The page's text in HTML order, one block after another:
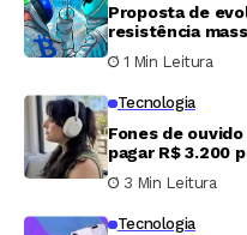
Proposta de
resistência
adesão de
1 Min Leitura
Tecnologia
Fones de
pagar R$ 3.200
revolucionário?
3 Min Leitura
Tecnologia